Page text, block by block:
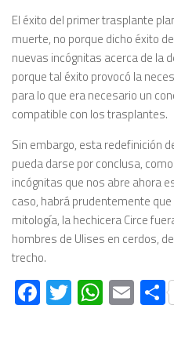
El éxito del primer trasplante
muerte, no porque dicho éxito
nuevas incógnitas acerca de la
porque tal éxito provocó la
para lo que era necesario un
compatible con los trasplantes.
Sin embargo, esta redefinición
pueda darse por conclusa,
incógnitas que nos abre ahora
caso, habrá prudentemente
mitología, la hechicera Circe
hombres de Ulises en cerdos,
trecho.
Facebook
Twitter